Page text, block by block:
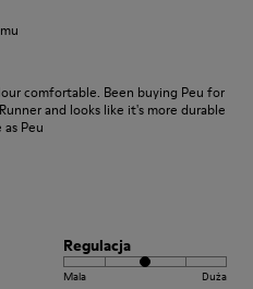
comfortable. Been buying Peu for
and looks like it's more durable
Peu
Regulacja
Mala Duża